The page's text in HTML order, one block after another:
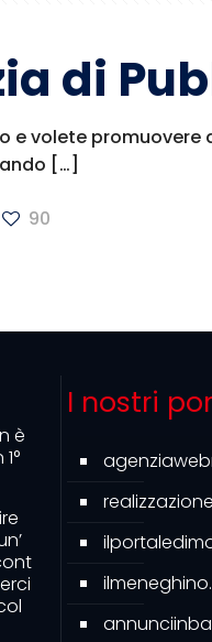
di
e volete
[…]
90
è
I nostri